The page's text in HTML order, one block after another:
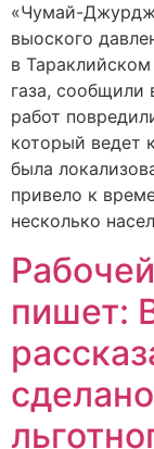
«Чумай-
выоского
в
газа, сообщили
работ
который ведет
была
привело к
несколько
пишет: